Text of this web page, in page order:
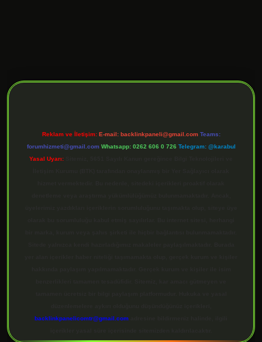
Reklam ve İletişim: E-mail: backlinkpaneli@gmail.com Teams:
forumhizmeti@gmail.com Whatsapp: 0262 606 0 726 Telegram: @karabul
Yasal Uyarı:
backlinkpanelicomtr@gmail.com